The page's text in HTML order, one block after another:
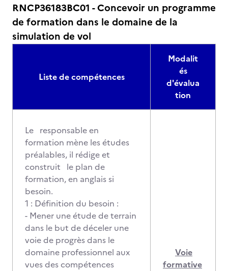
RNCP36183BC01 - Concevoir un programme
de formation dans le domaine de la
simulation de vol
Liste de compétences
Modalit
és
d'évalua
tion
Le responsable en
formation mène les études
préalables, il rédige et
construit le plan de
formation, en anglais si
besoin.
1 : Définition du besoin :
- Mener une étude de terrain
dans le but de déceler une
voie de progrès dans le
domaine professionnel aux
vues des compétences
Voie
formative